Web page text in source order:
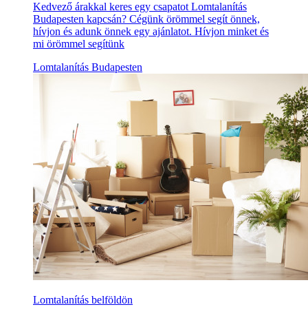
Kedvező árakkal keres egy csapatot Lomtalanítás
Budapesten kapcsán? Cégünk örömmel segít önnek,
hívjon és adunk önnek egy ajánlatot. Hívjon minket és
mi örömmel segítünk
Lomtalanítás Budapesten
Lomtalanítás belföldön